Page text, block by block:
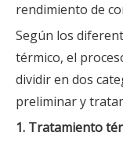
rendimiento de
Según los
térmico, el
dividir en dos
preliminar y
1. Tratamiento